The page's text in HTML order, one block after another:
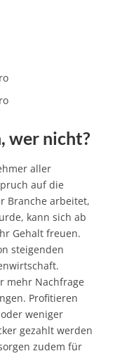
wer nicht?
aller
auf die
Branche arbeitet,
kann sich ab
Gehalt freuen.
steigenden
mehr Nachfrage
Profitieren
weniger
gezahlt werden
zudem für